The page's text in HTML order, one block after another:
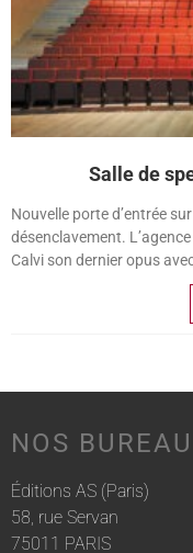
Salle de
Nouvelle porte d’entrée
désenclavement.
Calvi son dernier opus
NOS
Éditions AS (Paris)
58, rue Servan
75011 PARIS